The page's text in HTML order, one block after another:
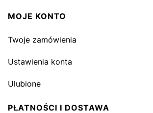
MOJE KONTO
Twoje zamówienia
Ustawienia konta
Ulubione
PŁATNOŚCI I DOSTAWA